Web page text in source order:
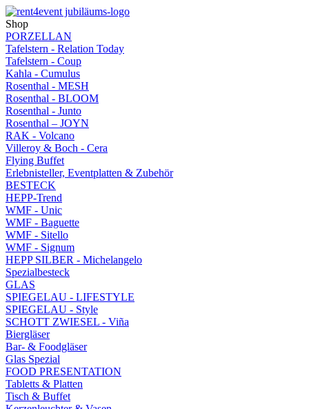
Shop
PORZELLAN
Tafelstern - Relation Today
Tafelstern - Coup
Kahla - Cumulus
Rosenthal - MESH
Rosenthal - BLOOM
Rosenthal - Junto
Rosenthal – JOYN
RAK - Volcano
Villeroy & Boch - Cera
Flying Buffet
Erlebnisteller, Eventplatten & Zubehör
BESTECK
HEPP-Trend
WMF - Unic
WMF - Baguette
WMF - Sitello
WMF - Signum
HEPP SILBER - Michelangelo
Spezialbesteck
GLAS
SPIEGELAU - LIFESTYLE
SPIEGELAU - Style
SCHOTT ZWIESEL - Viña
Biergläser
Bar- & Foodgläser
Glas Spezial
FOOD PRESENTATION
Tabletts & Platten
Tisch & Buffet